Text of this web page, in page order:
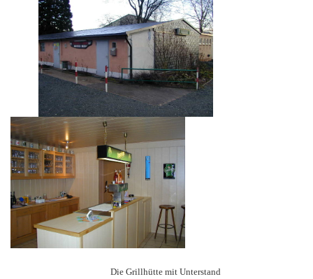
Die Grillhütte mit Unterstand